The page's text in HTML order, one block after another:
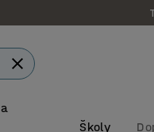
Školy